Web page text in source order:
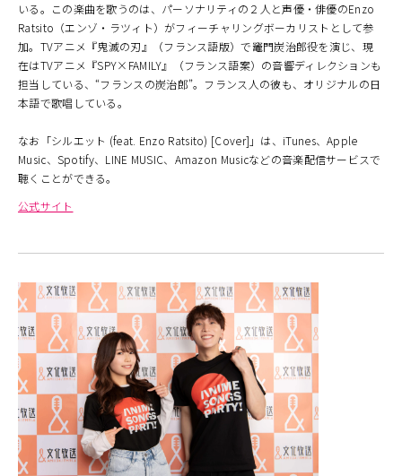
いる。この楽曲を歌うのは、パーソナリティの２人と声優・俳優のEnzo
Ratsito（エンゾ・ラツィト）がフィーチャリングボーカリストとして参
加。TVアニメ『鬼滅の刃』（フランス語版）で竈門炭治郎役を演じ、現
在はTVアニメ『SPY×FAMILY』（フランス語案）の音響ディレクションも
担当している、“フランスの炭治郎”。フランス人の彼も、オリジナルの日
本語で歌唱している。
なお「シルエット (feat. Enzo Ratsito) [Cover]」は、iTunes、Apple
Music、Spotify、LINE MUSIC、Amazon Musicなどの音楽配信サービスで
聴くことができる。
公式サイト